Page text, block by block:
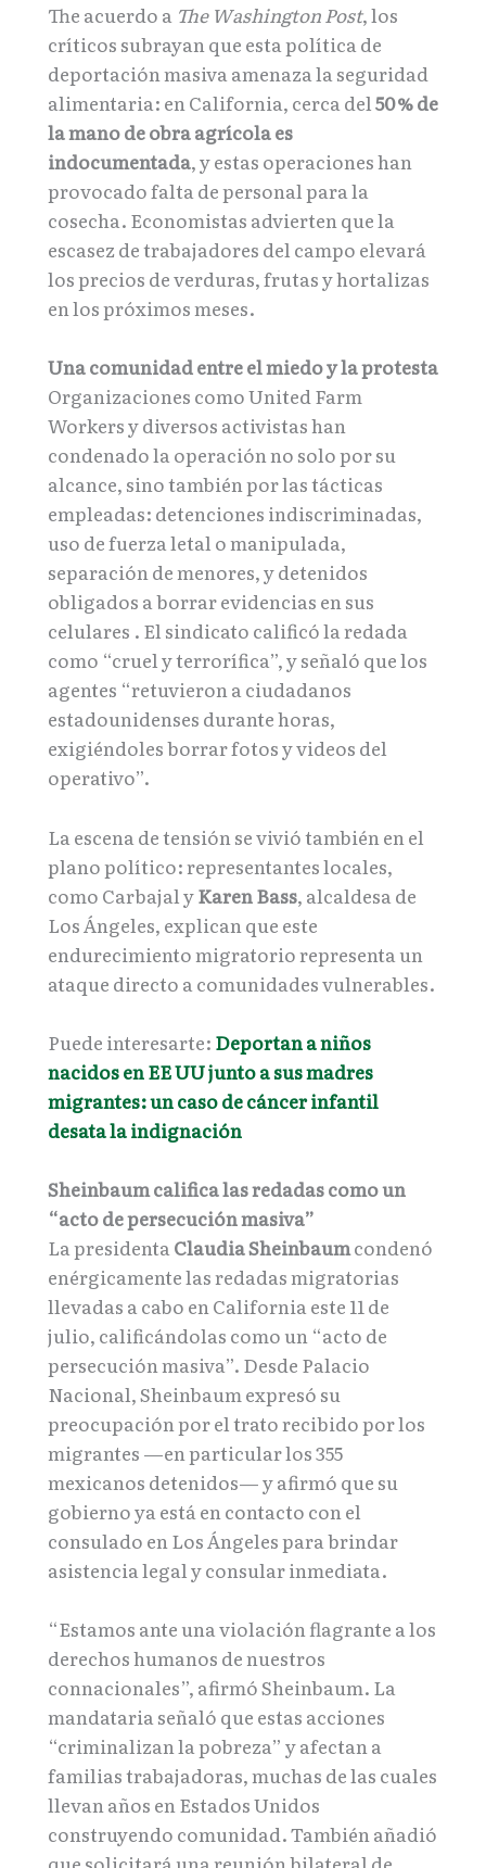
The acuerdo a The Washington Post, los
críticos subrayan que esta política de
deportación masiva amenaza la seguridad
alimentaria: en California, cerca del50 % de
la mano de obra agrícola es
indocumentada, y estas operaciones han
provocado falta de personal para la
cosecha. Economistas advierten que la
escasez de trabajadores del campo elevará
los precios de verduras, frutas y hortalizas
en los próximos meses.
Una comunidad entre el miedo y la protesta
Organizaciones como United Farm
Workers y diversos activistas han
condenado la operación no solo por su
alcance, sino también por las tácticas
empleadas: detenciones indiscriminadas,
uso de fuerza letal o manipulada,
separación de menores, y detenidos
obligados a borrar evidencias en sus
celulares . El sindicato calificó la redada
como “cruel y terrorífica”, y señaló que los
agentes “retuvieron a ciudadanos
estadounidenses durante horas,
exigiéndoles borrar fotos y videos del
operativo”.
La escena de tensión se vivió también en el
plano político: representantes locales,
como Carbajal yKaren Bass, alcaldesa de
Los Ángeles, explican que este
endurecimiento migratorio representa un
ataque directo a comunidades vulnerables.
Puede interesarte: Deportan a niños
nacidos en EE UU junto a sus madres
migrantes: un caso de cáncer infantil
desata la indignación
Sheinbaum califica las redadas como un
“acto de persecución masiva”
La presidentaClaudia Sheinbaumcondenó
enérgicamente las redadas migratorias
llevadas a cabo en California este 11 de
julio, calificándolas como un “acto de
persecución masiva”. Desde Palacio
Nacional, Sheinbaum expresó su
preocupación por el trato recibido por los
migrantes —en particular los 355
mexicanos detenidos— y afirmó que su
gobierno ya está en contacto con el
consulado en Los Ángeles para brindar
asistencia legal y consular inmediata.
“Estamos ante una violación flagrante a los
derechos humanos de nuestros
connacionales”, afirmó Sheinbaum. La
mandataria señaló que estas acciones
“criminalizan la pobreza” y afectan a
familias trabajadoras, muchas de las cuales
llevan años en Estados Unidos
construyendo comunidad. También añadió